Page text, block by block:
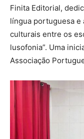
Finita Editorial,
língua portuguesa e
culturais entre os
lusofonia”. Uma
Associação